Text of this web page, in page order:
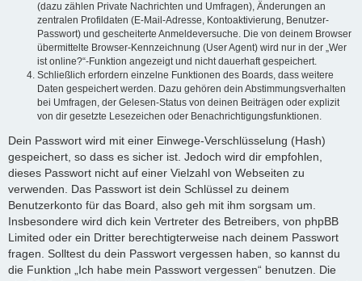
(dazu zählen Private Nachrichten und Umfragen), Änderungen an
zentralen Profildaten (E-Mail-Adresse, Kontoaktivierung, Benutzer-
Passwort) und gescheiterte Anmeldeversuche. Die von deinem Browser
übermittelte Browser-Kennzeichnung (User Agent) wird nur in der „Wer
ist online?“-Funktion angezeigt und nicht dauerhaft gespeichert.
Schließlich erfordern einzelne Funktionen des Boards, dass weitere
Daten gespeichert werden. Dazu gehören dein Abstimmungsverhalten
bei Umfragen, der Gelesen-Status von deinen Beiträgen oder explizit
von dir gesetzte Lesezeichen oder Benachrichtigungsfunktionen.
Dein Passwort wird mit einer Einwege-Verschlüsselung (Hash)
gespeichert, so dass es sicher ist. Jedoch wird dir empfohlen,
dieses Passwort nicht auf einer Vielzahl von Webseiten zu
verwenden. Das Passwort ist dein Schlüssel zu deinem
Benutzerkonto für das Board, also geh mit ihm sorgsam um.
Insbesondere wird dich kein Vertreter des Betreibers, von phpBB
Limited oder ein Dritter berechtigterweise nach deinem Passwort
fragen. Solltest du dein Passwort vergessen haben, so kannst du
die Funktion „Ich habe mein Passwort vergessen“ benutzen. Die